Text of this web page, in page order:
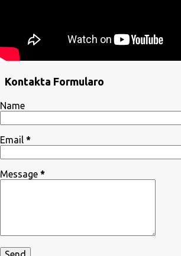
Kontakta Formularo
Name
Email *
Message *